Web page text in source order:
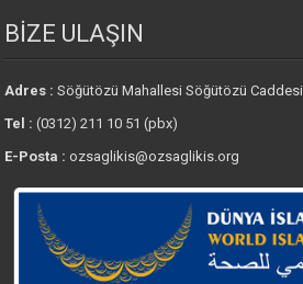
BİZE ULAŞIN
Adres :Söğütözü Mahallesi Söğütözü
Tel : (0312) 211 10 51 (pbx)
E-Posta : ozsaglikis@ozsaglikis.org